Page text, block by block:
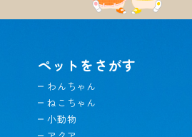
ペットをさがす
わんちゃん
ねこちゃん
小動物